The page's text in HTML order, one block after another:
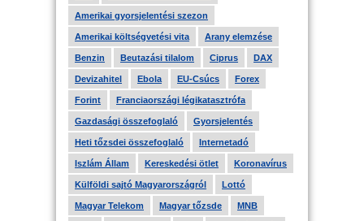
Amerikai gyorsjelentési szezon
Amerikai költségvetési vita Arany elemzése
Benzin Beutazási tilalom Ciprus DAX
Devizahitel Ebola EU-Csúcs Forex
Forint Franciaországi légikatasztrófa
Gazdasági összefoglaló Gyorsjelentés
Heti tőzsdei összefoglaló Internetadó
Iszlám Állam Kereskedési ötlet Koronavírus
Külföldi sajtó Magyarországról Lottó
Magyar Telekom Magyar tőzsde MNB